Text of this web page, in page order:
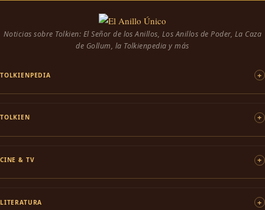
Noticias sobre Tolkien: El Señor de los Anillos, Los Anillos de Poder, La Caza
de Gollum, la Tolkienpedia y más
TOLKIENPEDIA
TOLKIEN
CINE & TV
LITERATURA